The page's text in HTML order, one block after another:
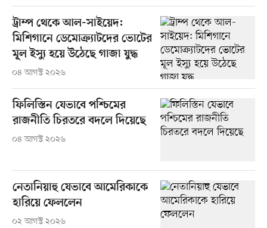
ট্রাম্প থেকে আল-সাইয়েদ:
মিশিগানে ডেমোক্র্যাটদের ভোটের
মূল ইস্যু হয়ে উঠেছে গাজা যুদ্ধ
০৪ আগস্ট ২০২৬
ফিলিস্তিন যেভাবে পশ্চিমের
রাজনীতি চিরতরে বদলে দিয়েছে
০৪ আগস্ট ২০২৬
নেতানিয়াহু যেভাবে আমেরিকাকে
হারিয়ে ফেললেন
০২ আগস্ট ২০২৬